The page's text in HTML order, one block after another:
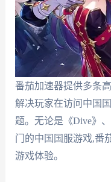
番茄加速器提供多条
解决玩家在访问中国
题。无论是《Dive》
门的中国国服游戏,番
游戏体验。